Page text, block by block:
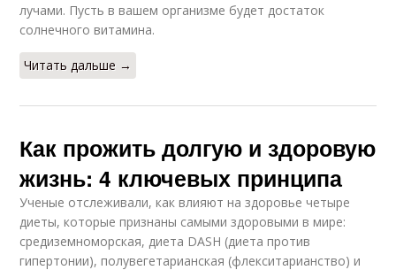
лучами. Пусть в вашем организме будет достаток
солнечного витамина.
Читать дальше →
Как прожить долгую и здоровую
жизнь: 4 ключевых принципа
Ученые отслеживали, как влияют на здоровье четыре
диеты, которые признаны самыми здоровыми в мире:
средиземноморская, диета DASH (диета против
гипертонии), полувегетарианская (флекситарианство) и